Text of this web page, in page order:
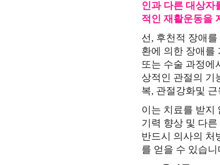
인과 다른 대상자
적인 재활운동을
선, 후천적 장애
환에 의한 장애를
또는 수술 과정에
상적인 관절의 기
복, 관절강화및
이는 치료를 받지
기력 향상 및 다
반드시 의사의 처
를 얻을 수 있습니